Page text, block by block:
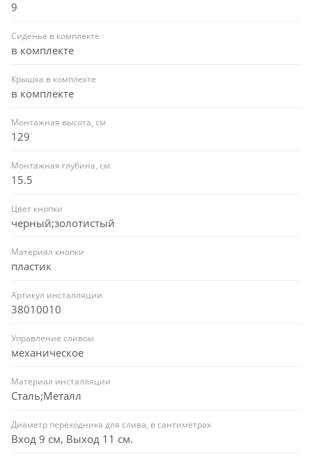
9
Сиденье в комплекте
в комплекте
Крышка в комплекте
в комплекте
Монтажная высота, см
129
Монтажная глубина, см
15.5
Цвет кнопки
черный;золотистый
Материал кнопки
пластик
Артикул инсталляции
38010010
Управление сливом
механическое
Материал инсталляции
Сталь;Металл
Диаметр переходника для слива, в сантиметрах
Вход 9 см, Выход 11 см.